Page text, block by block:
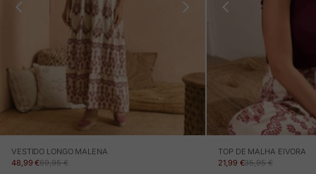
VESTIDO LONGO MALENA
PREÇO EM PROMOÇÃO
48,99 €PREÇO NORMAL
69,95 €
TOP DE MALHA EIVORA
PREÇO EM PROMOÇÃO
21,99 €PREÇO NORMAL
35,95 €